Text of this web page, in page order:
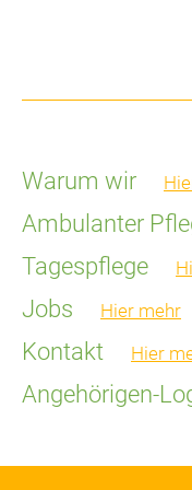
Warum wir
Ambulanter
Tagespflege
Jobs Hier mehr
Kontakt Hier
Angehörigen-